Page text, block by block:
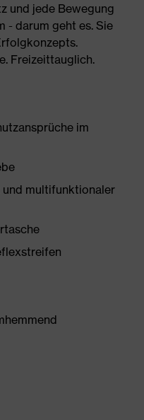
und jede Bewegung
- darum geht es. Sie
Freizeittauglich.
im
multifunktionaler